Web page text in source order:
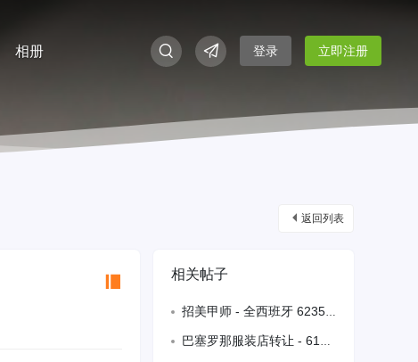
相册 登录 立即注册
返回列表
相关帖子
招美甲师 - 全西班牙 623540790
巴塞罗那服装店转让 - 610288855